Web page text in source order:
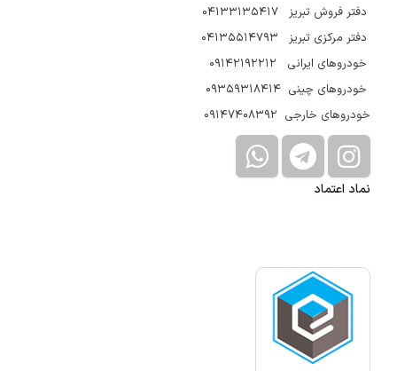
دفتر فروش تبریز 04133135417
دفتر مرکزی تبریز 04135514793
خودروهای ایرانی 09142192212
خودروهای چینی 09359318414
خودروهای خارجی 09147408392
نماد اعتماد